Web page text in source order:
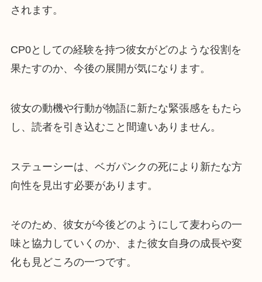
されます。
CP0としての経験を持つ彼女がどのような役割を
果たすのか、今後の展開が気になります。
彼女の動機や行動が物語に新たな緊張感をもたら
し、読者を引き込むこと間違いありません。
ステューシーは、ベガパンクの死により新たな方
向性を見出す必要があります。
そのため、彼女が今後どのようにして麦わらの一
味と協力していくのか、また彼女自身の成長や変
化も見どころの一つです。